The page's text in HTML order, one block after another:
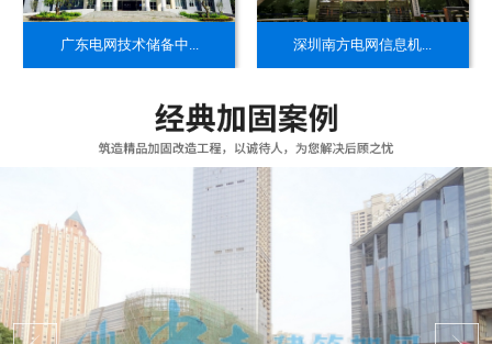
​广东电网技术储备中... ​深圳南方电网信息机...